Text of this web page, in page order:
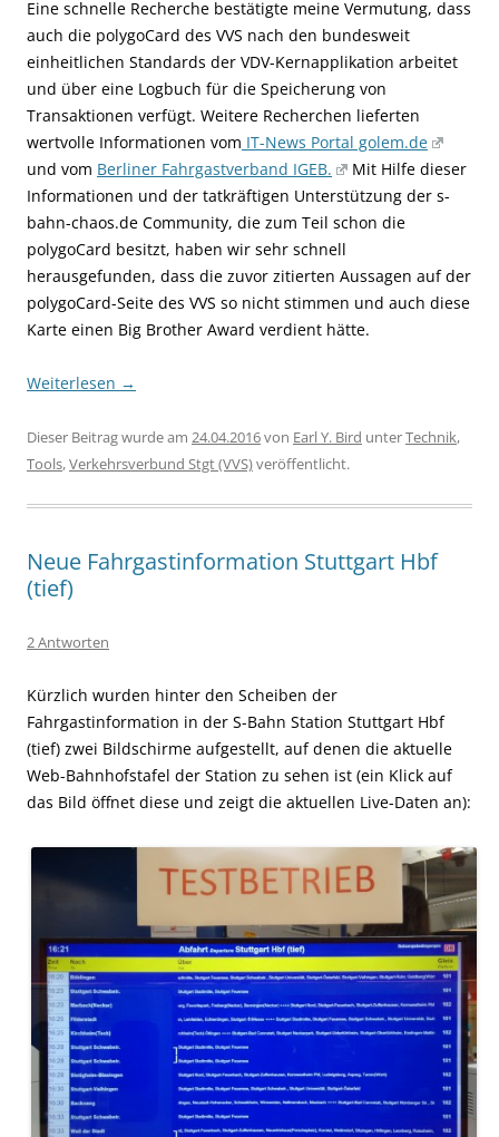
Eine schnelle Recherche bestätigte meine Vermutung, dass
auch die polygoCard des VVS nach den bundesweit
einheitlichen Standards der VDV-Kernapplikation arbeitet
und über eine Logbuch für die Speicherung von
Transaktionen verfügt. Weitere Recherchen lieferten
wertvolle Informationen vom IT-News Portal golem.de
und vom Berliner Fahrgastverband IGEB.
Mit Hilfe dieser
Informationen und der tatkräftigen Unterstützung der s-
bahn-chaos.de Community, die zum Teil schon die
polygoCard besitzt, haben wir sehr schnell
herausgefunden, dass die zuvor zitierten Aussagen auf der
polygoCard-Seite des VVS so nicht stimmen und auch diese
Karte einen Big Brother Award verdient hätte.
Weiterlesen →
Dieser Beitrag wurde am 24.04.2016von Earl Y. Bird unterTechnik,
Tools,Verkehrsverbund Stgt (VVS)veröffentlicht.
Neue Fahrgastinformation Stuttgart Hbf
(tief)
2 Antworten
Kürzlich wurden hinter den Scheiben der
Fahrgastinformation in der S-Bahn Station Stuttgart Hbf
(tief) zwei Bildschirme aufgestellt, auf denen die aktuelle
Web-Bahnhofstafel der Station zu sehen ist (ein Klick auf
das Bild öffnet diese und zeigt die aktuellen Live-Daten an):